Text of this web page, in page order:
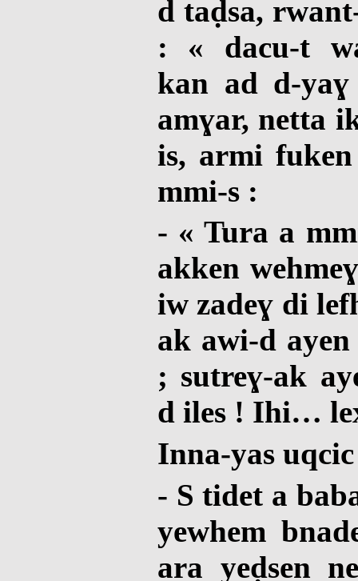
d taḍsa,
: « dacu-t
kan ad d-
amɣar, netta
is, armi
mmi-s :
- « Tura a
akken
iw zadeɣ di
ak awi-d
; sutreɣ-ak
d iles ! Ihi…
Inna-yas
- S tidet a
yewhem
ara yeḍsen